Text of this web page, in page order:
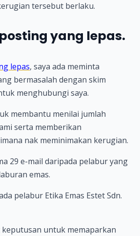
tersebut berlaku.
yang lepas.
lepas, saya ada meminta
bermasalah dengan skim
menghubungi saya.
membantu menilai jumlah
serta memberikan
nak meminimakan kerugian.
29 e-mail daripada pelabur yang
emas.
pelabur Etika Emas Estet Sdn.
keputusan untuk memaparkan